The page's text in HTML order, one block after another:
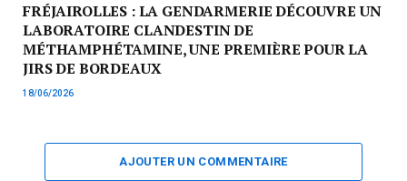
FRÉJAIROLLES : LA GENDARMERIE DÉCOUVRE UN
LABORATOIRE CLANDESTIN DE
MÉTHAMPHÉTAMINE, UNE PREMIÈRE POUR LA
JIRS DE BORDEAUX
18/06/2026
AJOUTER UN COMMENTAIRE